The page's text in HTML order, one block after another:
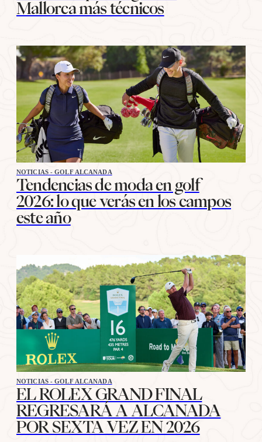
Mallorca más técnicos
NOTICIAS - GOLF ALCANADA
Tendencias de moda en golf
2026: lo que verás en los campos
este año
NOTICIAS - GOLF ALCANADA
EL ROLEX GRAND FINAL
REGRESARÁ A ALCANADA
POR SEXTA VEZ EN 2026